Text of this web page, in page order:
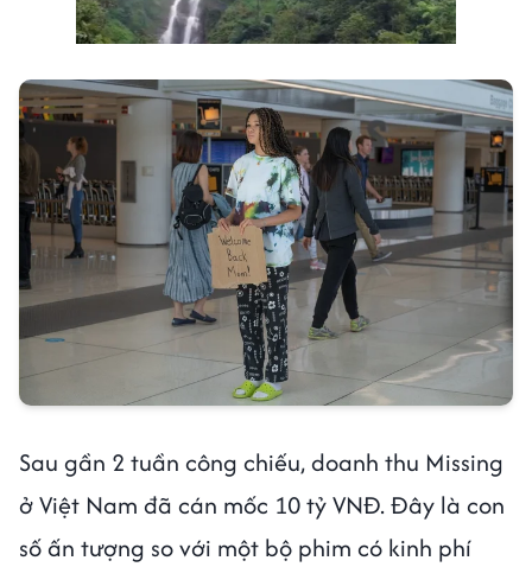
Sau gần 2 tuần công chiếu, doanh thu Missing
ở Việt Nam đã cán mốc 10 tỷ VNĐ. Đây là con
số ấn tượng so với một bộ phim có kinh phí